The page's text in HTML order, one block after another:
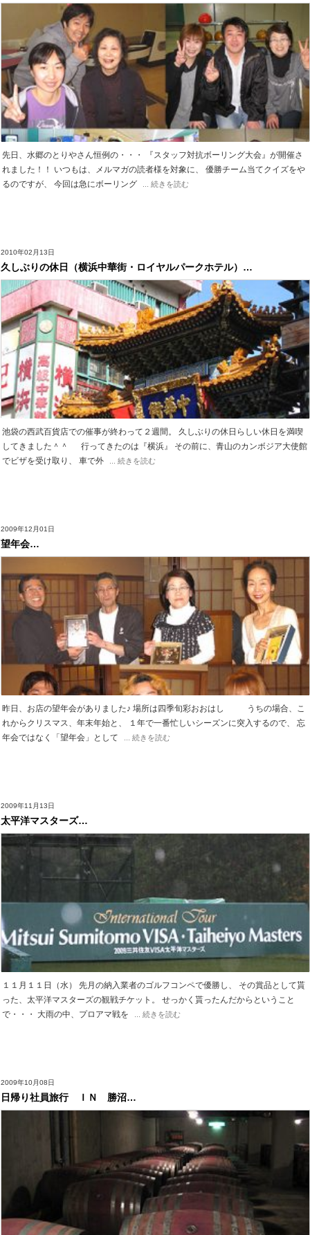
先日、水郷のとりやさん恒例の・・・ 『スタッフ対抗ボーリング大会』が開催さ
れました！！ いつもは、メルマガの読者様を対象に、 優勝チーム当てクイズをや
るのですが、 今回は急にボーリング
... 続きを読む
2010年02月13日
久しぶりの休日（横浜中華街・ロイヤルパークホテル）…
池袋の西武百貨店での催事が終わって２週間。 久しぶりの休日らしい休日を満喫
してきました＾＾ 行ってきたのは『横浜』 その前に、青山のカンボジア大使館
でビザを受け取り、 車で外
... 続きを読む
2009年12月01日
望年会…
昨日、お店の望年会がありました♪ 場所は四季旬彩おおはし うちの場合、こ
れからクリスマス、年末年始と、 １年で一番忙しいシーズンに突入するので、 忘
年会ではなく「望年会」として
... 続きを読む
2009年11月13日
太平洋マスターズ…
１１月１１日（水） 先月の納入業者のゴルフコンペで優勝し、 その賞品として貰
った、太平洋マスターズの観戦チケット。 せっかく貰ったんだからということ
で・・・ 大雨の中、プロアマ戦を
... 続きを読む
2009年10月08日
日帰り社員旅行 ＩＮ 勝沼…